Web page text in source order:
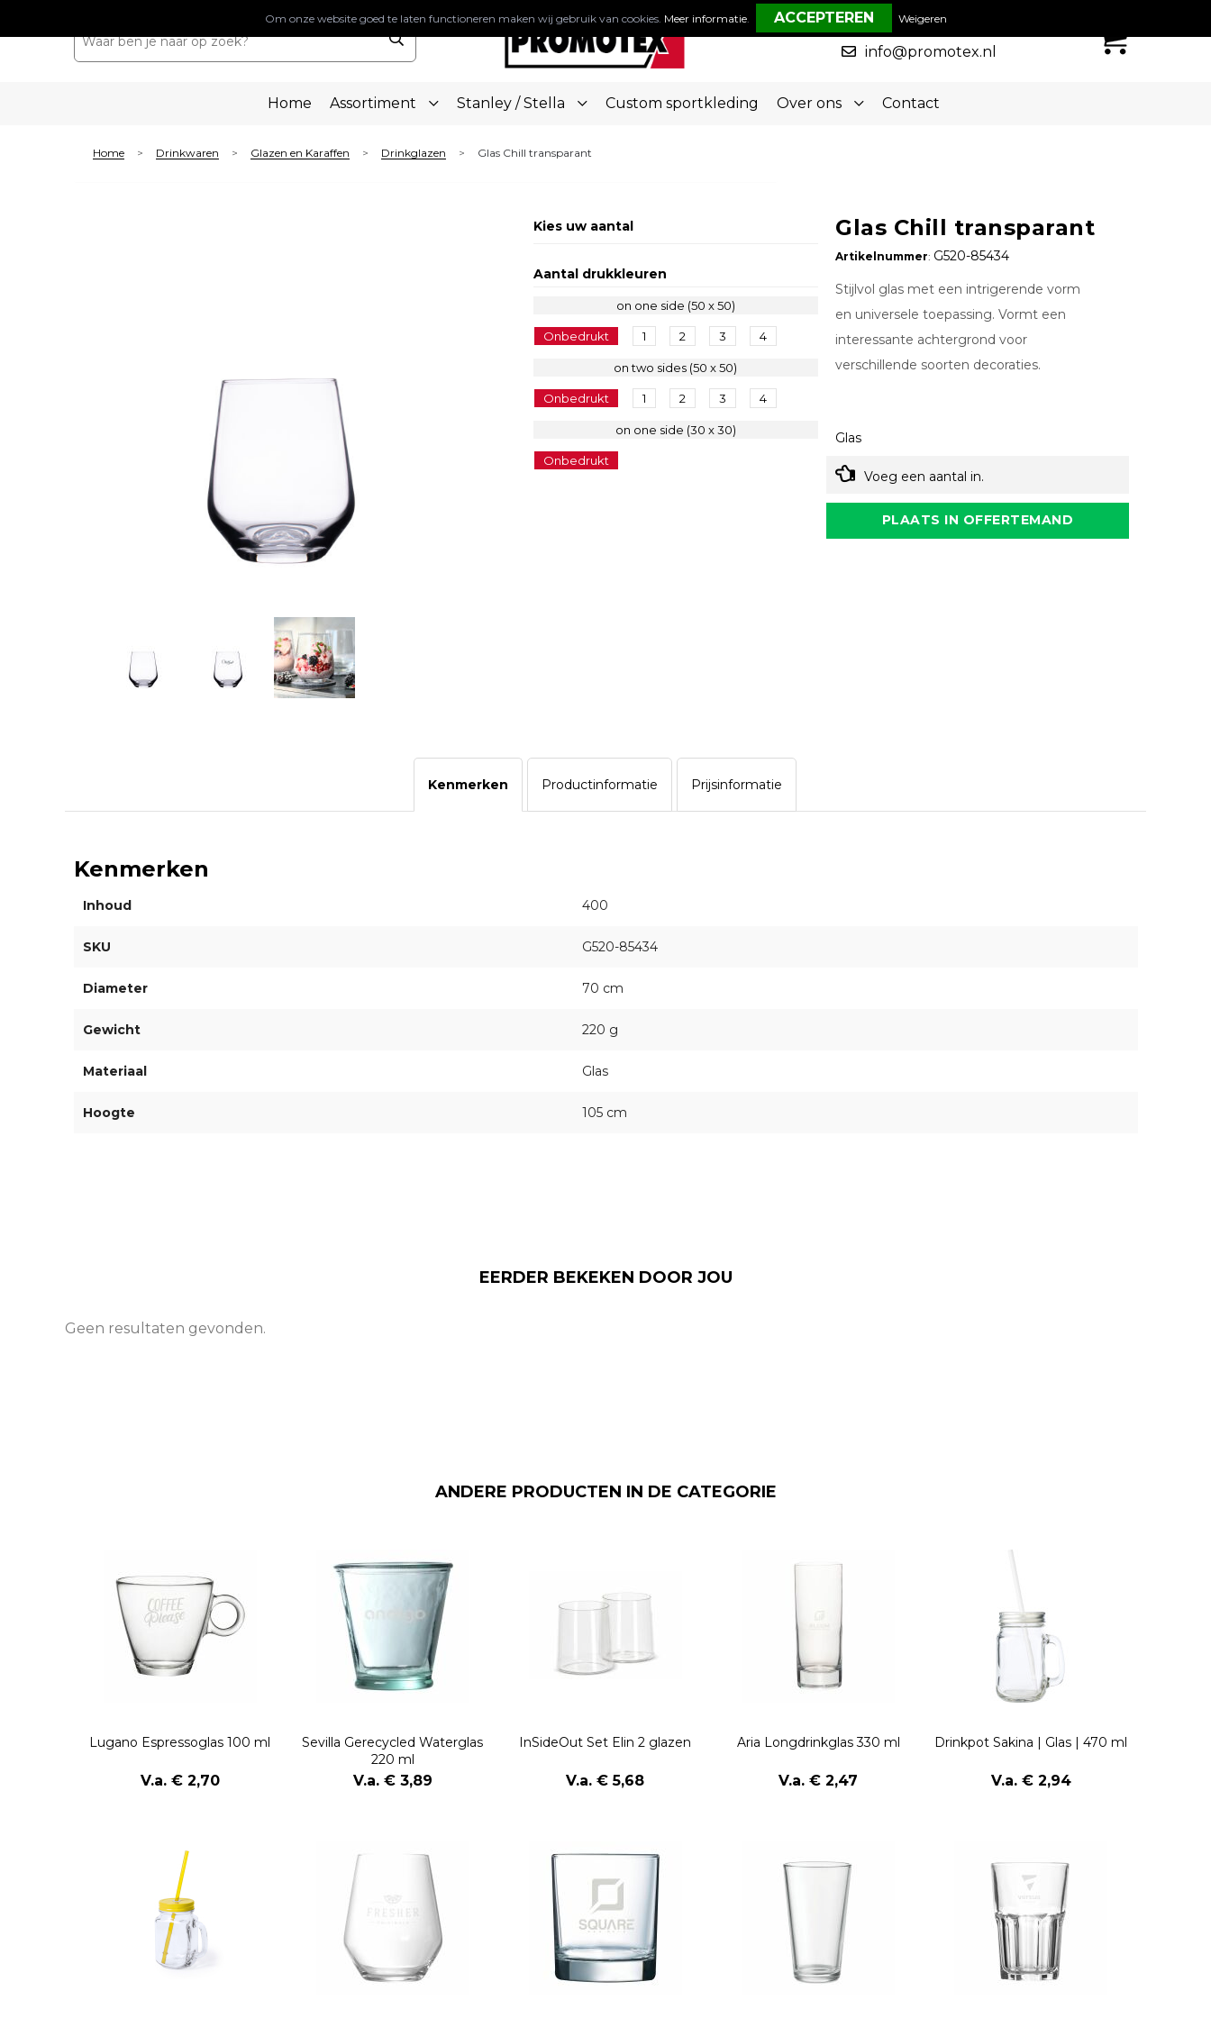
050-5773636
info@promotex.nl
Home Assortiment Stanley / Stella Custom sportkleding Over ons Contact
Home > Drinkwaren > Glazen en Karaffen > Drinkglazen > Glas Chill transparant
Kies uw aantal
Aantal drukkleuren
on one side (50 x 50)
Onbedrukt 1 2 3 4
on two sides (50 x 50)
Onbedrukt 1 2 3 4
on one side (30 x 30)
Onbedrukt
Glas Chill transparant
Artikelnummer: G520-85434
Stijlvol glas met een intrigerende vorm
en universele toepassing. Vormt een
interessante achtergrond voor
verschillende soorten decoraties.
Glas
Voeg een aantal in.
PLAATS IN OFFERTEMAND
Kenmerken Productinformatie Prijsinformatie
Kenmerken
Inhoud 400
SKU G520-85434
Diameter 70 cm
Gewicht 220 g
Materiaal Glas
Hoogte 105 cm
EERDER BEKEKEN DOOR JOU
Geen resultaten gevonden.
ANDERE PRODUCTEN IN DE CATEGORIE
Lugano Espressoglas 100 ml
V.a. € 2,70
Sevilla Gerecycled Waterglas
220 ml
V.a. € 3,89
InSideOut Set Elin 2 glazen
V.a. € 5,68
Aria Longdrinkglas 330 ml
V.a. € 2,47
Drinkpot Sakina | Glas | 470 ml
V.a. € 2,94
Om onze website goed te laten functioneren maken wij gebruik van cookies. Meer informatie. Weigeren